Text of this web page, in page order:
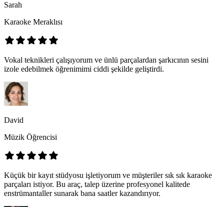
Sarah
Karaoke Meraklısı
Vokal teknikleri çalışıyorum ve ünlü parçalardan şarkıcının sesini
izole edebilmek öğrenimimi ciddi şekilde geliştirdi.
David
Müzik Öğrencisi
Küçük bir kayıt stüdyosu işletiyorum ve müşteriler sık sık karaoke
parçaları istiyor. Bu araç, talep üzerine profesyonel kalitede
enstrümantaller sunarak bana saatler kazandırıyor.